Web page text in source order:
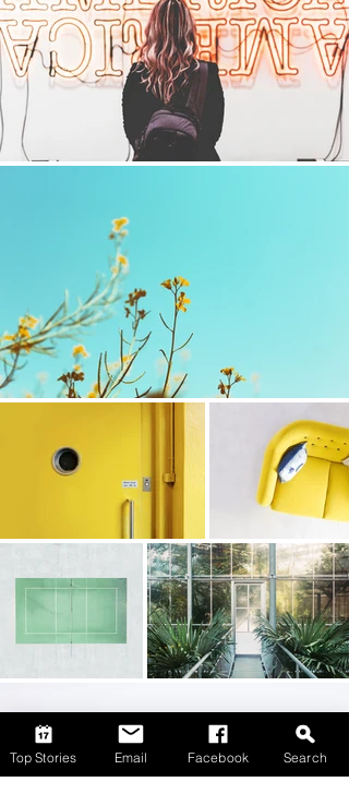
Top Stories Email Facebook Search